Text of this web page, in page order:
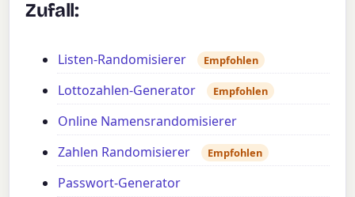
Zufall:
Listen-Randomisierer Empfohlen
Lottozahlen-Generator Empfohlen
Online Namensrandomisierer
Zahlen Randomisierer
Empfohlen
Passwort-Generator